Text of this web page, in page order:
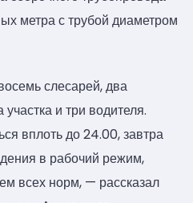
метра с трубой диаметром
слесарей, два
и три водителя.
вплоть до 24.00, завтра
в рабочий режим,
всех норм, — рассказал